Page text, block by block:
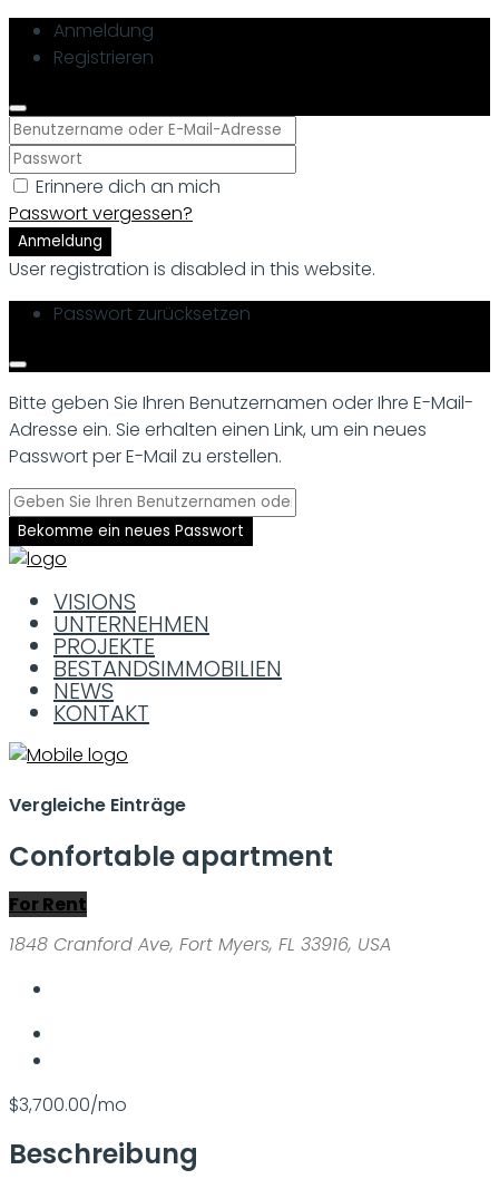
Anmeldung
Registrieren
Erinnere dich an mich
Passwort vergessen?
Anmeldung
User registration is disabled in this website.
Passwort zurücksetzen
Bitte geben Sie Ihren Benutzernamen oder Ihre E-Mail-
Adresse ein. Sie erhalten einen Link, um ein neues
Passwort per E-Mail zu erstellen.
Bekomme ein neues Passwort
VISIONS
UNTERNEHMEN
PROJEKTE
BESTANDSIMMOBILIEN
NEWS
KONTAKT
Vergleiche Einträge
Confortable apartment
For Rent
1848 Cranford Ave, Fort Myers, FL 33916, USA
$3,700.00/mo
Beschreibung